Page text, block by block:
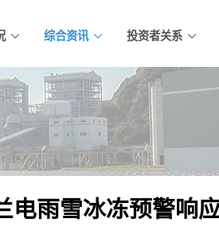
综合资讯 投资者关系
电雨雪冰冻预警响